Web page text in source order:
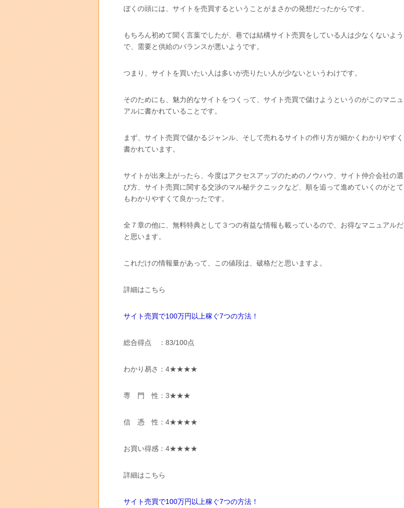
ぼくの頭には、サイトを売買するということがまさかの発想だったからです。
もちろん初めて聞く言葉でしたが、巷では結構サイト売買をしている人は少なくないよう
で、需要と供給のバランスが悪いようです。
つまり、サイトを買いたい人は多いが売りたい人が少ないというわけです。
そのためにも、魅力的なサイトをつくって、サイト売買で儲けようというのがこのマニュ
アルに書かれていることです。
まず、サイト売買で儲かるジャンル、そして売れるサイトの作り方が細かくわかりやすく
書かれています。
サイトが出来上がったら、今度はアクセスアップのためのノウハウ、サイト仲介会社の選
び方、サイト売買に関する交渉のマル秘テクニックなど、順を追って進めていくのがとて
もわかりやすくて良かったです。
全７章の他に、無料特典として３つの有益な情報も載っているので、お得なマニュアルだ
と思います。
これだけの情報量があって、この値段は、破格だと思いますよ。
詳細はこちら
サイト売買で100万円以上稼ぐ7つの方法！
総合得点 ：83/100点
わかり易さ：4★★★★
専 門 性：3★★★
信 憑 性：4★★★★
お買い得感：4★★★★
詳細はこちら
サイト売買で100万円以上稼ぐ7つの方法！